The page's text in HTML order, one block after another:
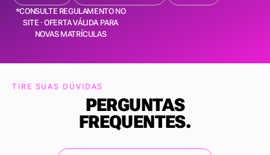
*CONSULTE REGULAMENTO NO
SITE · OFERTA VÁLIDA PARA
NOVAS MATRÍCULAS
TIRE SUAS DÚVIDAS
PERGUNTAS
FREQUENTES.